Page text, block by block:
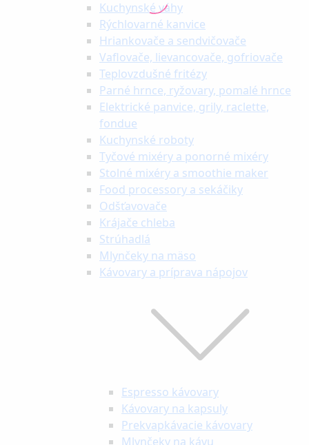
Kuchynské váhy
Rýchlovarné kanvice
Hriankovače a sendvičovače
Vaflovače, lievancovače, gofriovače
Teplovzdušné fritézy
Parné hrnce, ryžovary, pomalé hrnce
Elektrické panvice, grily, raclette,
fondue
Kuchynské roboty
Tyčové mixéry a ponorné mixéry
Stolné mixéry a smoothie maker
Food processory a sekáčiky
Odšťavovače
Krájače chleba
Strúhadlá
Mlynčeky na mäso
Kávovary a príprava nápojov
Espresso kávovary
Kávovary na kapsuly
Prekvapkávacie kávovary
Mlynčeky na kávu